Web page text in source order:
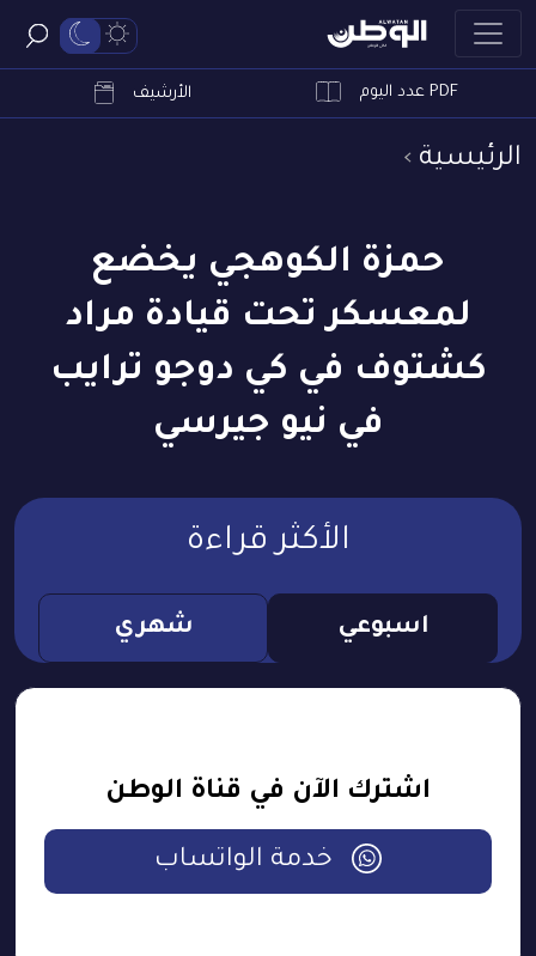
PDF عدد اليوم الأرشيف
الرئيسية
حمزة الكوهجي يخضع
لمعسكر تحت قيادة مراد
كشتوف في كي دوجو ترايب
في نيو جيرسي
الأكثر قراءة
اسبوعي شهري
اشترك الآن في قناة الوطن
خدمة الواتساب